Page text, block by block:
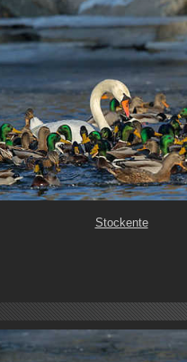
Stockente